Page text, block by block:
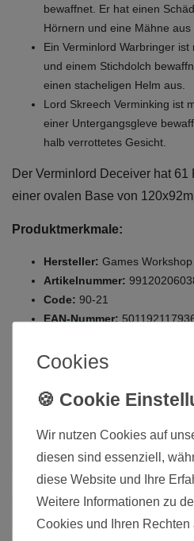
bewaffnet. Er hat einen
Hörnern und eine Mähne aus
Ein Verminlord Warbringer
und einem Stichdolch
einen stacheligen Helm aus.
Lord Skreech Verminking ist
einer Untergangsgleve
halb verrottetes Gesicht.
Der Verminlord Deceiver hat
einer ovalen Base von
Produktmerkmale:
Hersteller: Games Workshop
Artikelnummer:
Code: 90-21
EAN-Nummer:
Die hier angebotenen
unbemalt
Zustand Neu
Art.-ID 1985
Altersfreigabe Ohne
Cookies
Wir nutzen Cookies auf
diesen sind essenziell,
diese Website und Ihre
Weitere Informationen zu
Cookies und Ihren